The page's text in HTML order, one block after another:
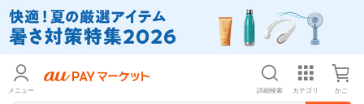
メニュー 詳細検索 カテゴリ かご